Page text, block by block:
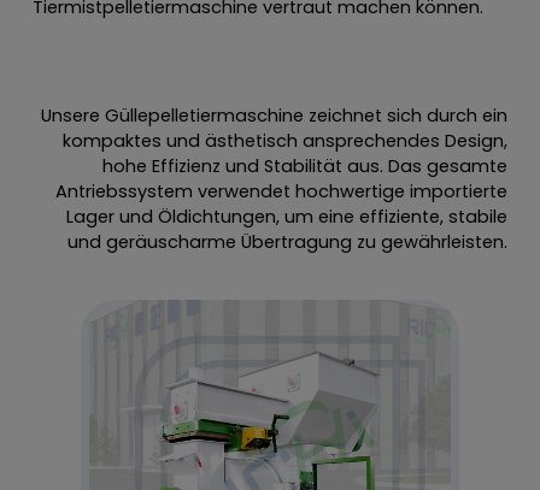
Tiermistpelletiermaschine vertraut machen können.
Unsere Güllepelletiermaschine zeichnet sich durch ein
kompaktes und ästhetisch ansprechendes Design,
hohe Effizienz und Stabilität aus. Das gesamte
Antriebssystem verwendet hochwertige importierte
Lager und Öldichtungen, um eine effiziente, stabile
und geräuscharme Übertragung zu gewährleisten.